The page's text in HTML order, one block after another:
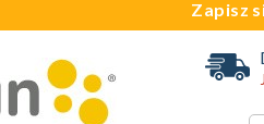
Zapisz